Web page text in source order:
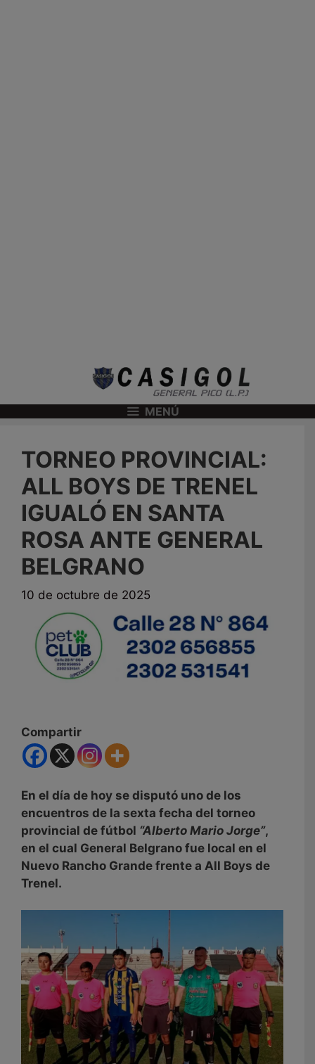
MENÚ
TORNEO PROVINCIAL:
ALL BOYS DE TRENEL
IGUALÓ EN SANTA
ROSA ANTE GENERAL
BELGRANO
10 de octubre de 2025
Compartir
En el día de hoy se disputó uno de los
encuentros de la sexta fecha del torneo
provincial de fútbol “Alberto Mario Jorge”,
en el cual General Belgrano fue local en el
Nuevo Rancho Grande frente a All Boys de
Trenel.